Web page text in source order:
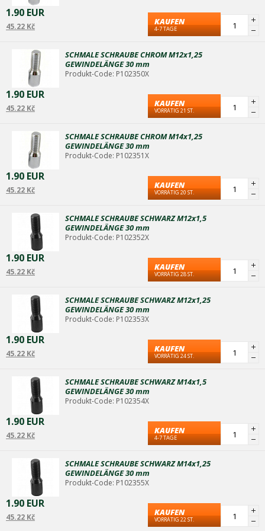
1.90 EUR
45.22 Kč KAUFEN
4-7 TAGE
SCHMALE SCHRAUBE CHROM M12x1,25
GEWINDELÄNGE 30 mm
Produkt-Code: P102350X
1.90 EUR
45.22 Kč KAUFEN
VORRÄTIG 21 ST.
SCHMALE SCHRAUBE CHROM M14x1,25
GEWINDELÄNGE 30 mm
Produkt-Code: P102351X
1.90 EUR
45.22 Kč KAUFEN
VORRÄTIG 20 ST.
SCHMALE SCHRAUBE SCHWARZ M12x1,5
GEWINDELÄNGE 30 mm
Produkt-Code: P102352X
1.90 EUR
45.22 Kč KAUFEN
VORRÄTIG 28 ST.
SCHMALE SCHRAUBE SCHWARZ M12x1,25
GEWINDELÄNGE 30 mm
Produkt-Code: P102353X
1.90 EUR
45.22 Kč KAUFEN
VORRÄTIG 24 ST.
SCHMALE SCHRAUBE SCHWARZ M14x1,5
GEWINDELÄNGE 30 mm
Produkt-Code: P102354X
1.90 EUR
45.22 Kč KAUFEN
4-7 TAGE
SCHMALE SCHRAUBE SCHWARZ M14x1,25
GEWINDELÄNGE 30 mm
Produkt-Code: P102355X
1.90 EUR
45.22 Kč KAUFEN
VORRÄTIG 22 ST.